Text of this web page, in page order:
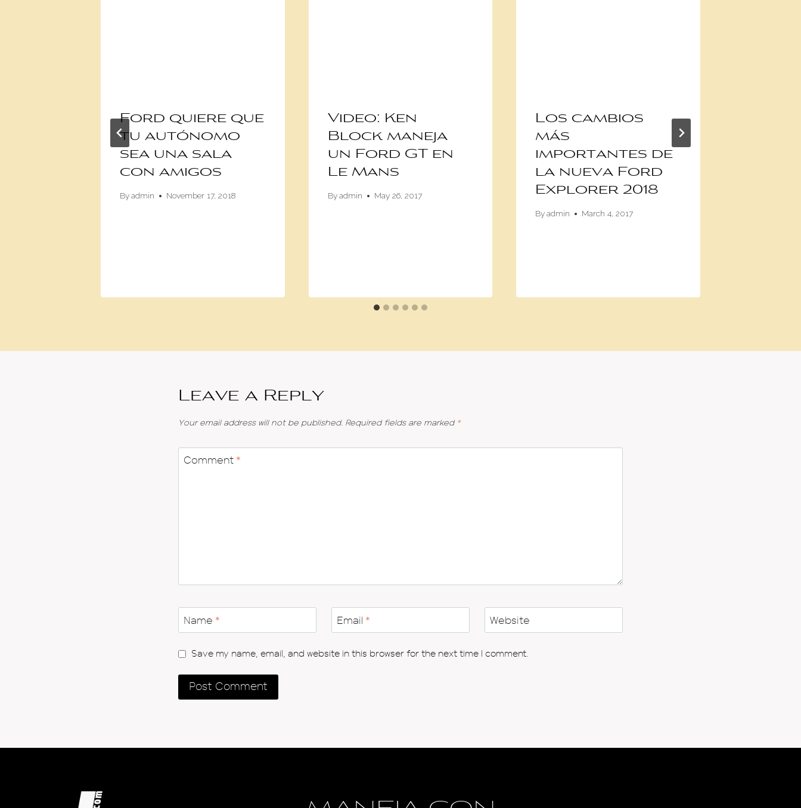
Ford quiere que
tu autónomo
sea una sala
con amigos
Byadmin November 17, 2018
Video: Ken
Block maneja
un Ford GT en
Le Mans
By admin May 26, 2017
Los cambios
más
importantes de
la nueva Ford
Explorer 2018
By admin March 4, 2017
Leave a Reply
Your email address will not be published. Required fields are marked *
Comment *
Name * Email * Website
Save my name, email, and website in this browser for the next time I comment.